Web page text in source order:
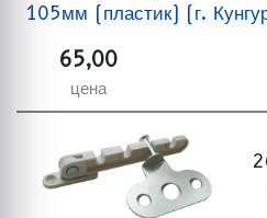
105мм (пластик) (г.
65,00
цена